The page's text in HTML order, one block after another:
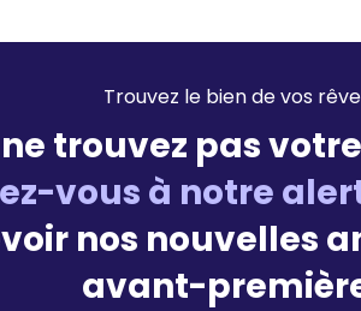
Trouvez le bien de vos
trouvez pas
vous à notre
nos nouvelles
avant-